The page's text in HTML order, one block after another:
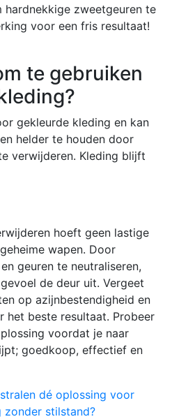
zweetgeuren te
voor een fris resultaat!
te gebruiken
gekleurde kleding en kan
helder te houden door
verwijderen. Kleding blijft
hoeft geen lastige
wapen. Door
geuren te neutraliseren,
de deur uit. Vergeet
op azijnbestendigheid en
het beste resultaat. Probeer
voordat je naar
goedkoop, effectief en
dé oplossing voor
zonder stilstand?